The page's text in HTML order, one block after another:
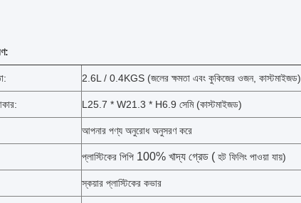
2.6L / 0.4KGS (জলের ক্ষমতা এবং কুকিজের ওজন, কাস্টমাইজড)
L25.7 * W21.3 * H6.9 সেমি (কাস্টমাইজড)
আপনার পণ্য অনুরোধ অনুসরণ করে
প্লাস্টিকের পিপি 100% খাদ্য গ্রেড ( হট ফিলিং পাওয়া যায়)
স্কয়ার প্লাস্টিকের কভার